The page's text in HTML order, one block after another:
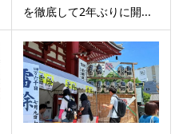
を徹底して2年ぶりに開...